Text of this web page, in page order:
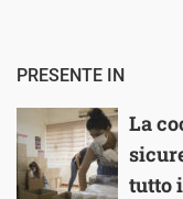
PRESENTE IN
La
tutto